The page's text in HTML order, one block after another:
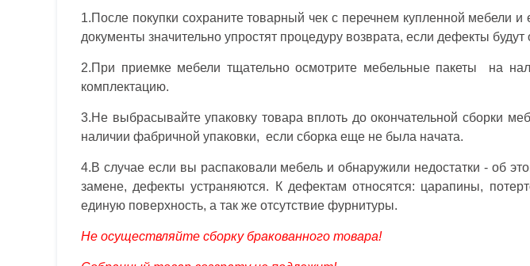
1.После покупки сохраните товарный чек с перечнем купленной мебели
документы значительно упростят процедуру возврата, если дефекты
2.При приемке мебели тщательно осмотрите мебельные пакеты на
комплектацию.
3.Не выбрасывайте упаковку товара вплоть до окончательной сборки
наличии фабричной упаковки, если сборка еще не была начата.
4.В случае если вы распаковали мебель и обнаружили недостатки - об
замене, дефекты устраняются. К дефектам относятся: царапины,
единую поверхность, а так же отсутствие фурнитуры.
Не осуществляйте сборку бракованного товара!